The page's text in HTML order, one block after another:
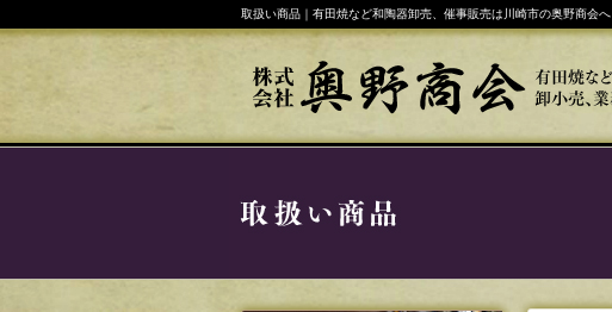
取扱い商品｜有田焼など和陶器卸売、催事販売は川崎市の奥野商会へ